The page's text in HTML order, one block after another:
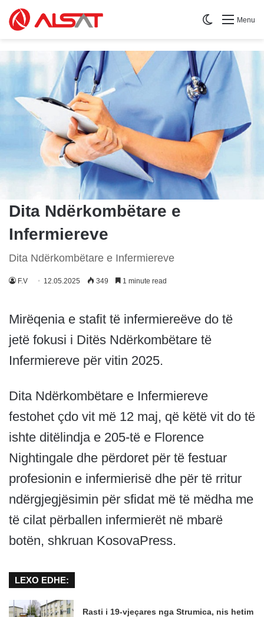
Menu
Switch skin
Dita Ndërkombëtare e
Infermiereve
Dita Ndërkombëtare e Infermiereve
F.V 12.05.2025 349 1 minute read
Mirëqenia e stafit të infermiereëve do të
jetë fokusi i Ditës Ndërkombëtare të
Infermiereve për vitin 2025.
Dita Ndërkombëtare e Infermiereve
festohet çdo vit më 12 maj, që këtë vit do të
ishte ditëlindja e 205-të e Florence
Nightingale dhe përdoret për të festuar
profesionin e infermierisë dhe për të rritur
ndërgjegjësimin për sfidat më të mëdha me
të cilat përballen infermierët në mbarë
botën, shkruan KosovaPress.
LEXO EDHE:
Rasti i 19-vjeçares nga Strumica, nis hetim